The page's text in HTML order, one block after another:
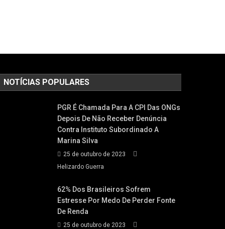
NOTÍCIAS POPULARES
PGR É Chamada Para A CPI Das ONGs
Depois De Não Receber Denúncia
Contra Instituto Subordinado A
Marina Silva
25 de outubro de 2023
Helizardo Guerra
62% Dos Brasileiros Sofrem
Estresse Por Medo De Perder Fonte
De Renda
25 de outubro de 2023